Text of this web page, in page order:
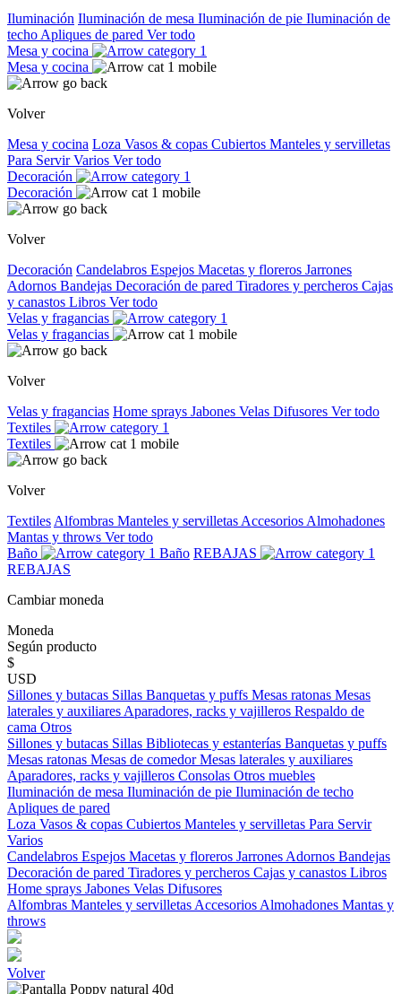
Iluminación Iluminación de mesa Iluminación de pie Iluminación de
techo Apliques de pared Ver todo
Mesa y cocina
Mesa y cocina
Volver
Mesa y cocina Loza Vasos & copas Cubiertos Manteles y servilletas
Para ServirVarios Ver todo
Decoración
Decoración
Volver
Decoración Candelabros Espejos Macetas y floreros Jarrones
Adornos Bandejas Decoración de pared Tiradores y percheros Cajas
y canastos Libros Ver todo
Velas y fragancias
Velas y fragancias
Volver
Velas y fragancias Home sprays Jabones Velas Difusores Ver todo
Textiles
Textiles
Volver
Textiles Alfombras Manteles y servilletas Accesorios Almohadones
Mantas y throws Ver todo
Baño
Baño REBAJAS
REBAJAS
Cambiar moneda
Moneda
Según producto
$
USD
Sillones y butacas Sillas Banquetas y puffs Mesas ratonas Mesas
laterales y auxiliares Aparadores, racks y vajilleros Respaldo de
cama Otros
Sillones y butacas Sillas Bibliotecas y estanterías Banquetas y puffs
Mesas ratonas Mesas de comedorMesas laterales y auxiliares
Aparadores, racks y vajilleros Consolas Otros muebles
Iluminación de mesa Iluminación de pie Iluminación de techo
Apliques de pared
Loza Vasos & copas Cubiertos Manteles y servilletas Para Servir
Varios
Candelabros Espejos Macetas y floreros Jarrones Adornos Bandejas
Decoración de pared Tiradores y percheros Cajas y canastos Libros
Home sprays Jabones Velas Difusores
Alfombras Manteles y servilletas Accesorios Almohadones Mantas y
throws
Volver